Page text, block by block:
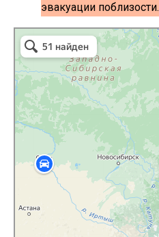
эвакуации поблизости.
Волоколамск